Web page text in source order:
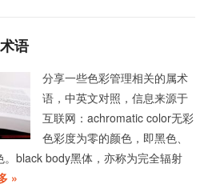
语
分享一些色彩管理相关的属术
语，中英文对照，信息来源于
互联网：achromatic color无彩
色彩度为零的颜色，即黑色、
black body黑体，亦称为完全辐射
»